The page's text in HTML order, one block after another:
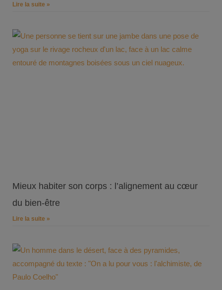
Lire la suite »
Mieux habiter son corps : l’alignement au cœur
du bien-être
Lire la suite »